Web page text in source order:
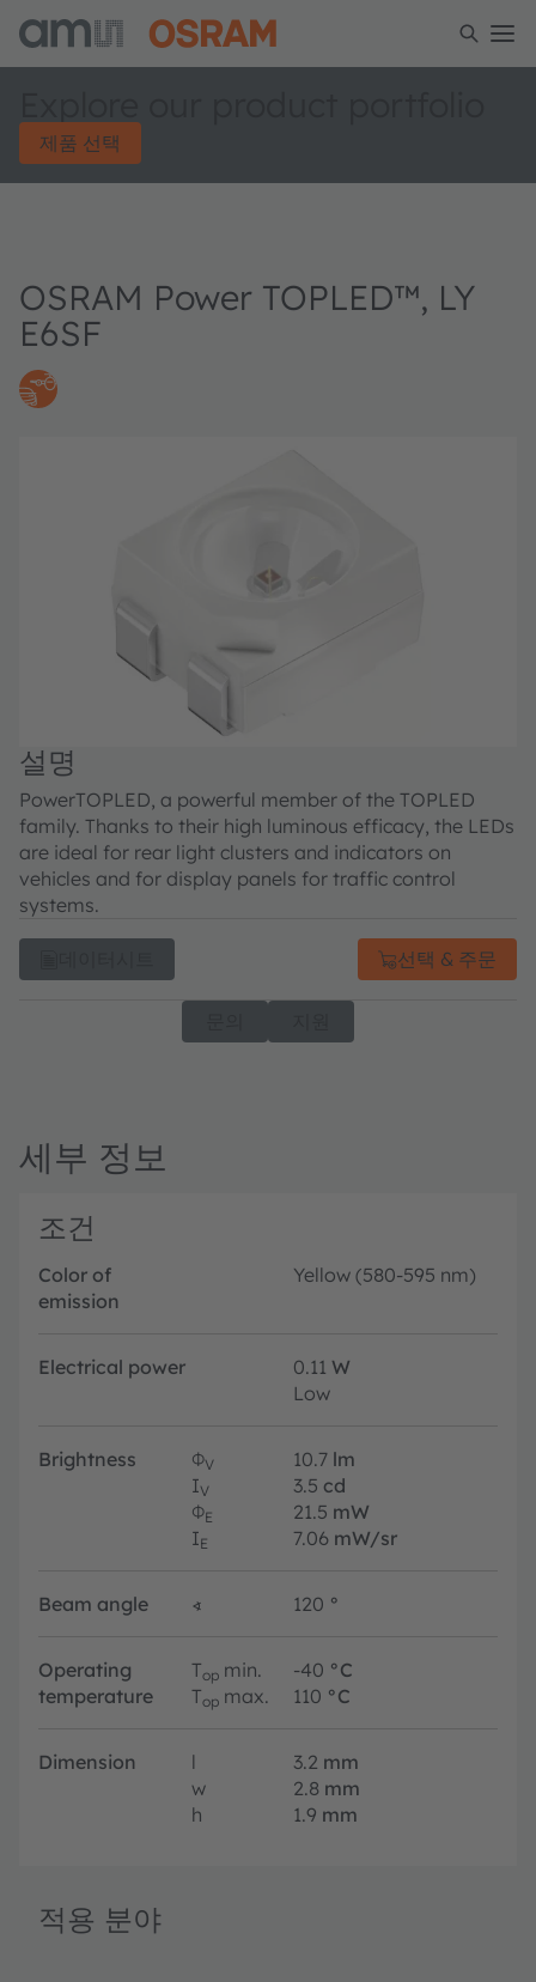
제품 선택
OSRAM Power TOPLED™, LY
E6SF
설명
PowerTOPLED, a powerful member of the TOPLED
family. Thanks to their high luminous efficacy, the LEDs
are ideal for rear light clusters and indicators on
vehicles and for display panels for traffic control
systems.
선택 & 주문
세부 정보
조건
Color of
emission
Yellow (580-595 nm)
Electrical power 0.11 W
Low
Brightness ΦV 10.7 lm
IV 3.5 cd
ΦE 21.5 mW
IE 7.06 mW/sr
Beam angle ∢ 120 °
Operating
temperature
Top min. -40 °C
Top max. 110 °C
Dimension l 3.2 mm
w
2.8 mm
h
1.9 mm
적용 분야